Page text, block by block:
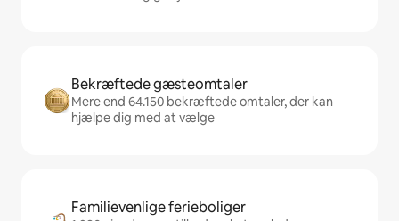
Bekræftede gæsteomtaler
Mere end 64.150 bekræftede omtaler, der kan
hjælpe dig med at vælge
Familievenlige ferieboliger